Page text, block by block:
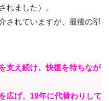
れました）。
されていますが、最後の部
支え続け、快復を待ちなが
広げ、19年に代替わりして